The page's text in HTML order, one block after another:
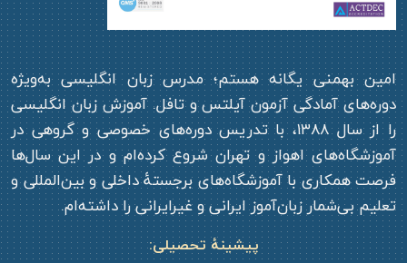
امین بهمنی یگانه هستم؛ مدرس زبان انگلیسی به‌ویژه
دوره‌های آمادگی آزمون‌ آیلتس و تافل. آموزش زبان انگلیسی
را از سال ۱۳۸۸، با تدریس دوره‌های خصوصی و گروهی در
آموزشگاه‌های اهواز و تهران شروع کرده‌ام و در این سال‌ها
فرصت همکاری با آموزشگاه‌های برجستۀ داخلی و بین‌المللی و
تعلیم بی‌شمار زبان‌آموز ایرانی و غیرایرانی را داشته‌ام.
پیشینۀ تحصیلی: